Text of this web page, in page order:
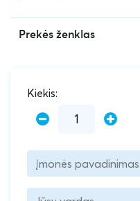
Prekės ženklas
Kiekis: